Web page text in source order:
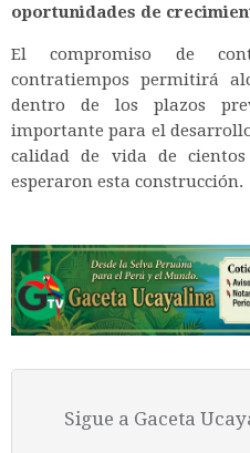
oportunidades de
El compromiso de
contratiempos permitirá
dentro de los plazos
importante para el
calidad de vida de
esperaron esta construcción.
Sigue a Gaceta